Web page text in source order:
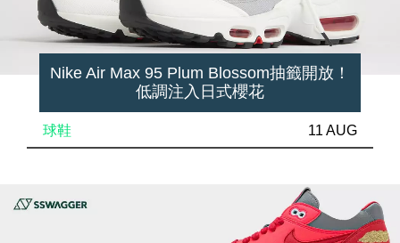
Nike Air Max 95 Plum Blossom抽籤開放！
低調注入日式櫻花
球鞋 11 AUG